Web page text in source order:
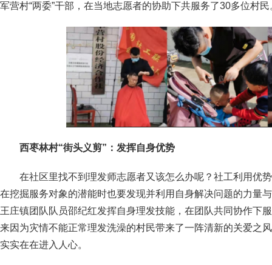
军营村“两委”干部，在当地志愿者的协助下共服务了30多位村民
西枣林村“街头义剪”：发挥自身优势
在社区里找不到理发师志愿者又该怎么办呢？社工利用优
在挖掘服务对象的潜能时也要发现并利用自身解决问题的力量
王庄镇团队队员邵纪红发挥自身理发技能，在团队共同协作下
来因为灾情不能正常理发洗澡的村民带来了一阵清新的关爱之
实实在在进入人心。